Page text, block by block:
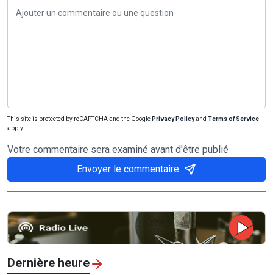
This site is protected by reCAPTCHA and the Google Privacy Policyand Terms of Service
apply.
Votre commentaire sera examiné avant d'être publié
Envoyer le commentaire
Dernière heure